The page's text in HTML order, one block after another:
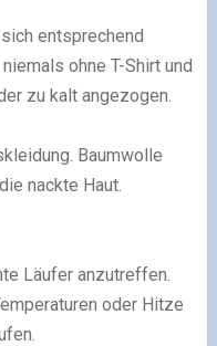
entsprechend
ohne T-Shirt und
zu kalt angezogen.
Baumwolle
nackte Haut.
Läufer anzutreffen.
oder Hitze